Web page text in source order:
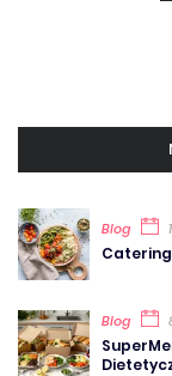
Blog
Blog